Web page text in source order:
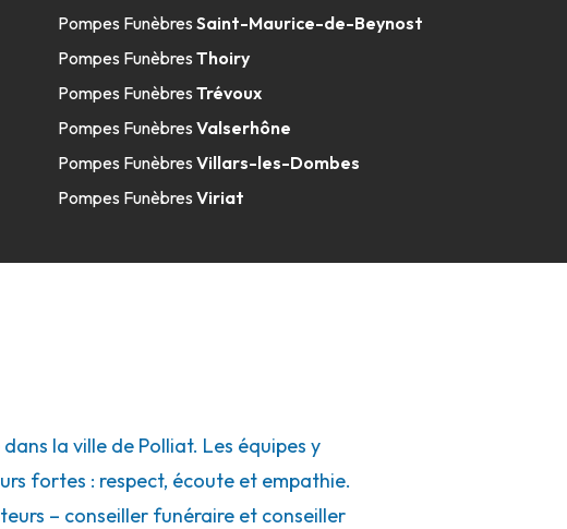
Pompes FunèbresSaint-Maurice-de-Beynost
Pompes FunèbresThoiry
Pompes FunèbresTrévoux
Pompes FunèbresValserhône
Pompes FunèbresVillars-les-Dombes
Pompes FunèbresViriat
la ville de Polliat. Les équipes y
fortes : respect, écoute et empathie.
– conseiller funéraire et conseiller